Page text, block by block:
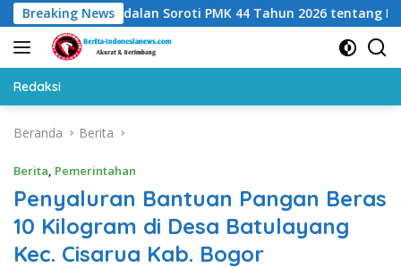
Langsung
ke
konten
Breaking News
Andalan Soroti PMK 44 Tahun 2026 tentang Kuasa
Redaksi
Beranda Berita
Berita, Pemerintahan
Penyaluran Bantuan Pangan Beras
10 Kilogram di Desa Batulayang
Kec. Cisarua Kab. Bogor